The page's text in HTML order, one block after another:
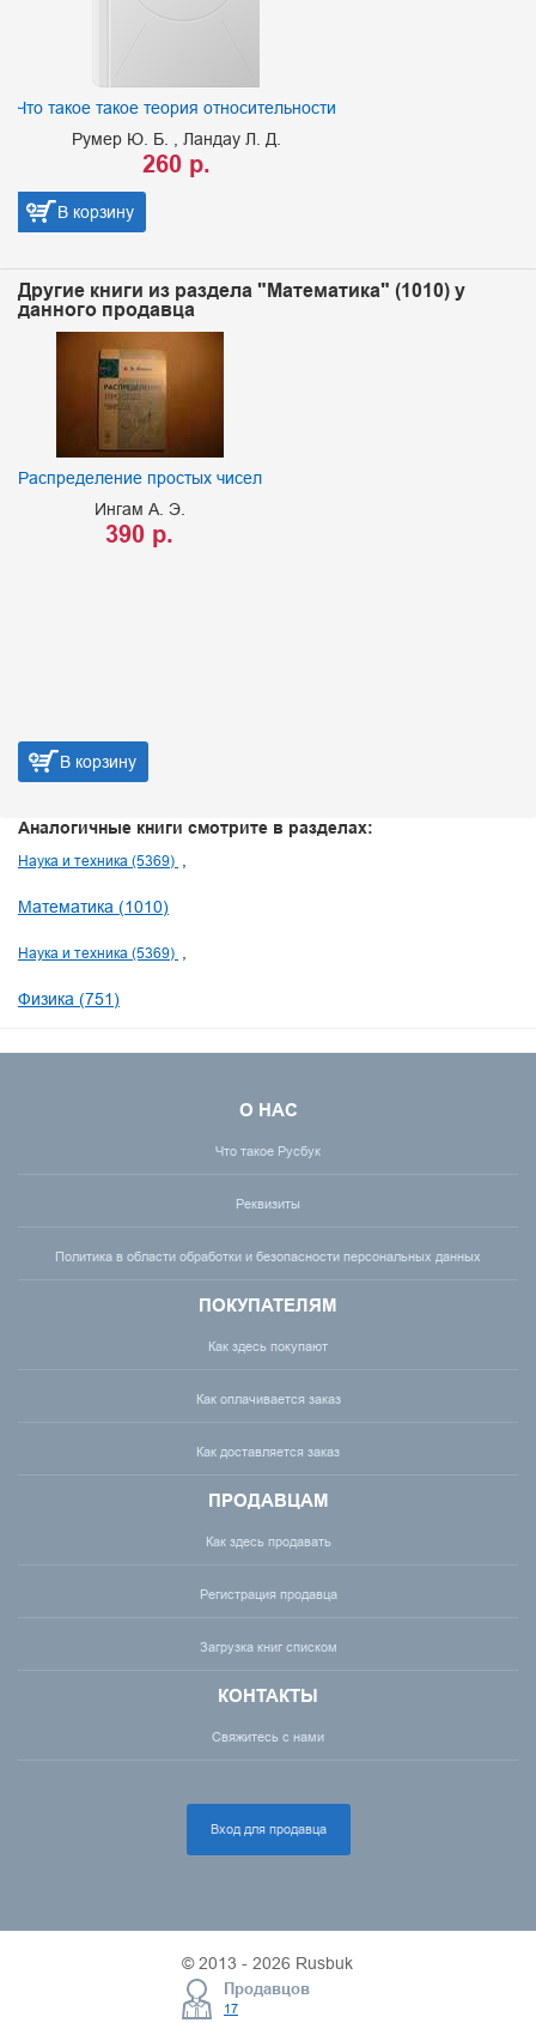
Что такое такое теория относительности
Румер Ю. Б.
Ландау Л. Д.
260 р.
В корзину
Другие книги из раздела "Математика" (1010) у
данного продавца
Распределение простых чисел
Ингам А. Э.
390 р.
В корзину
Аналогичные книги смотрите в разделах:
Наука и техника (5369)
Математика (1010)
Наука и техника (5369)
Физика (751)
О НАС
Что такое Русбук
Реквизиты
Политика в области обработки и безопасности персональных данных
ПОКУПАТЕЛЯМ
Как здесь покупают
Как оплачивается заказ
Как доставляется заказ
ПРОДАВЦАМ
Как здесь продавать
Регистрация продавца
Загрузка книг списком
КОНТАКТЫ
Свяжитесь с нами
Вход для продавца
© 2013 - 2026 Rusbuk
Продавцов
17